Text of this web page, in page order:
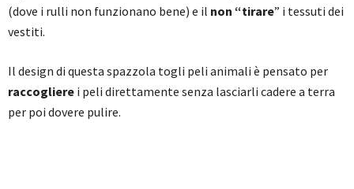
(dove i rulli non funzionano bene) e il non “tirare” i tessuti dei
vestiti.
Il design di questa spazzola togli peli animali è pensato per
raccogliere i peli direttamente senza lasciarli cadere a terra
per poi dovere pulire.